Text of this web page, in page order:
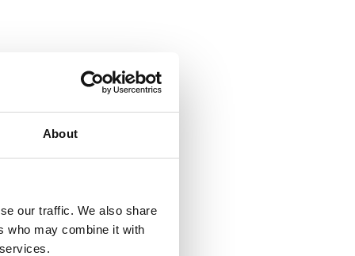
About
our traffic. We also share
who may combine it with